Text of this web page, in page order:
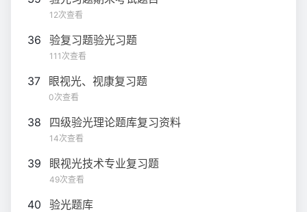
12次查看
36 验复习题验光习题
111次查看
37 眼视光、视康复习题
0次查看
38 四级验光理论题库复习资料
14次查看
39 眼视光技术专业复习题
49次查看
40 验光题库